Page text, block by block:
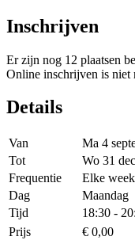
Inschrijven
Er zijn nog 12 plaatsen
Online inschrijven is niet
Details
Van
Ma 4
Tot
Wo 31
Frequentie
Elke week
Dag
Maandag
Tijd
18:30 -
Prijs
€ 0,00